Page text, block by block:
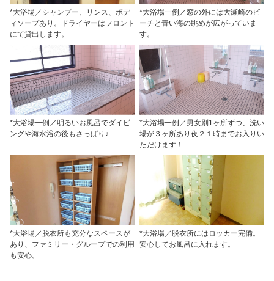
*大浴場／シャンプー、リンス、ボデ
ィソープあり。ドライヤーはフロント
にて貸出します。
*大浴場一例／窓の外には大瀬崎のビ
ーチと青い海の眺めが広がっていま
す。
*大浴場一例／明るいお風呂でダイビ
ングや海水浴の後もさっぱり♪
*大浴場一例／男女別1ヶ所ずつ、洗い
場が３ヶ所あり夜２１時までお入りい
ただけます！
*大浴場／脱衣所も充分なスペースが
あり、ファミリー・グループでの利用
も安心。
*大浴場／脱衣所にはロッカー完備。
安心してお風呂に入れます。